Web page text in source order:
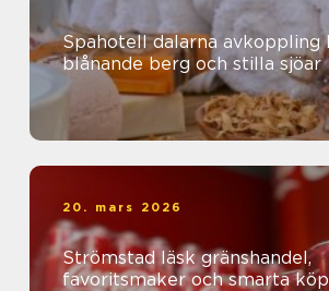
Spahotell dalarna avkoppling bland
blånande berg och stilla sjöar
20. mars 2026
Strömstad läsk gränshandel,
favoritsmaker och smarta köp